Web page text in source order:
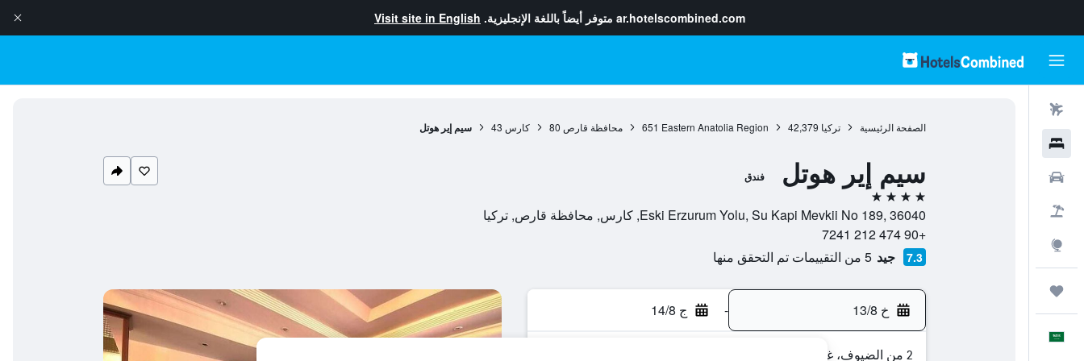
ar.hotelscombined.com متوفر أيضاً باللغة الإنجليزية. Visit site in English
الصفحة الرئيسية تركيا 42,379
Eastern Anatolia Region
651 محافظة قارص 80 كارس 43 سيم إير هوتل
سيم إير هوتل فندق
4 نجوم
Eski Erzurum Yolu, Su Kapi Mevkii No 189, 36040, كارس, محافظة قارص, تركيا
+90 474 212 7241
7.3 جيد 5 من التقييمات تم التحقق منها
خ 13/8 - ج 14/8
2 من الضيوف، غرفة واحدة